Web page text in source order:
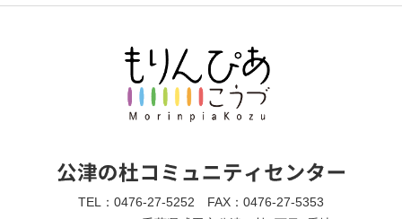
TEL：0476-27-5252 FAX：0476-27-5353